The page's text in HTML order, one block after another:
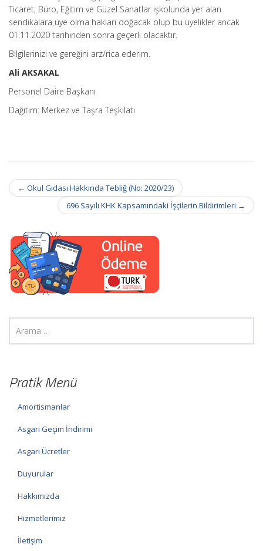
Ticaret, Büro, Eğitim ve Güzel Sanatlar işkolunda yer alan
sendikalara üye olma hakları doğacak olup bu üyelikler ancak
01.11.2020 tarihinden sonra geçerli olacaktır.
Bilgilerinizi ve gereğini arz/rica ederim.
Ali AKSAKAL
Personel Daire Başkanı
Dağıtım: Merkez ve Taşra Teşkilatı
Post
navigation
← Okul Gıdası Hakkında Tebliğ (No: 2020/23)
696 Sayılı KHK Kapsamındaki İşçilerin Bildirimleri →
Pratik Menü
Amortismanlar
Asgari Geçim İndirimi
Asgari Ücretler
Duyurular
Hakkımızda
Hizmetlerimiz
İletişim